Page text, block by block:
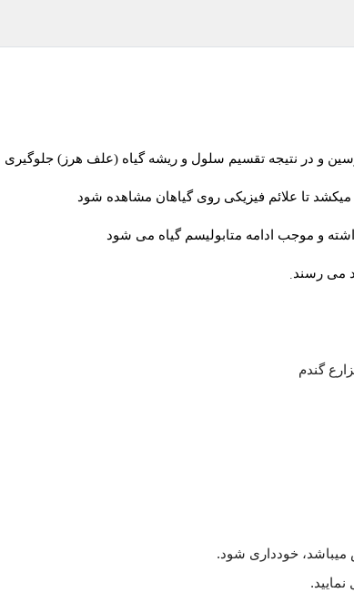
و در نتیجه تقسیم سلول و ریشه گیاه (علف هرز)
تا علائم فیزیکی روی گیاهان مشاهده شود
و موجب ادامه متابولیسم گیاه می شود
می رسند.
گندم
خودداری شود.
.